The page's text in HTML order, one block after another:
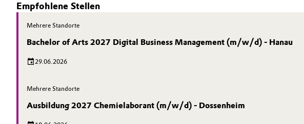
Empfohlene Stellen
Mehrere Standorte
Bachelor of Arts 2027 Digital Business Management (m/w/d) - Hanau
29.06.2026
Mehrere Standorte
Ausbildung 2027 Chemielaborant (m/w/d) - Dossenheim